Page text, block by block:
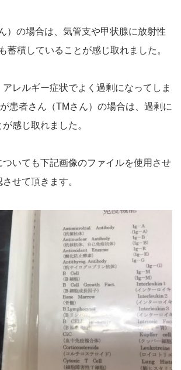
）の場合は、気管支や甲状腺に放射性
蓄積していることが感じ取れました。
アレルギー症状でよく過剰になってしま
患者さん（TMさん）の場合は、過剰に
感じ取れました。
ついても下記画像のファイルを使用させ
せて頂きます。